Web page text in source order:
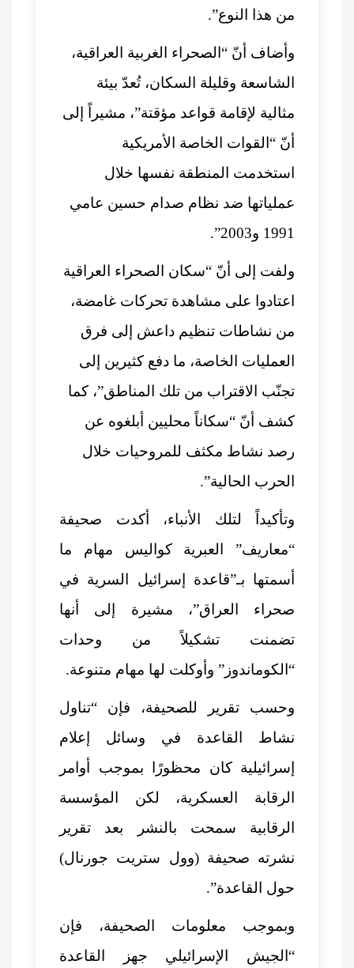
من هذا النوع”.
وأضاف أنّ “الصحراء الغربية العراقية،
الشاسعة وقليلة السكان، تُعدّ بيئة
مثالية لإقامة قواعد مؤقتة”، مشيراً إلى
أنّ “القوات الخاصة الأمريكية
استخدمت المنطقة نفسها خلال
عملياتها ضد نظام صدام حسين عامي
1991 و2003”.
ولفت إلى أنّ “سكان الصحراء العراقية
اعتادوا على مشاهدة تحركات غامضة،
من نشاطات تنظيم داعش إلى فرق
العمليات الخاصة، ما دفع كثيرين إلى
تجنّب الاقتراب من تلك المناطق”، كما
كشف أنّ “سكاناً محليين أبلغوه عن
رصد نشاط مكثف للمروحيات خلال
الحرب الحالية”.
وتأكيداً لتلك الأنباء، أكدت صحيفة
“معاريف” العبرية كواليس مهام ما
أسمتها بـ”قاعدة إسرائيل السرية في
صحراء العراق”، مشيرة إلى أنها
تضمنت تشكيلاً من وحدات
“الكوماندوز” وأوكلت لها مهام متنوعة.
وحسب تقرير للصحيفة، فإن “تناول
نشاط القاعدة في وسائل إعلام
إسرائيلية كان محظورًا بموجب أوامر
الرقابة العسكرية، لكن المؤسسة
الرقابية سمحت بالنشر بعد تقرير
نشرته صحيفة (وول ستريت جورنال)
حول القاعدة”.
وبموجب معلومات الصحيفة، فإن
“الجيش الإسرائيلي جهز القاعدة